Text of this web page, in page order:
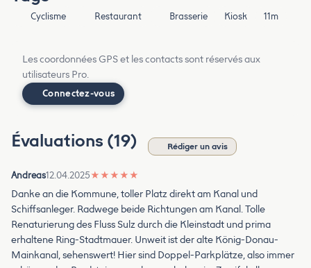
Cyclisme Restaurant Brasserie Kiosk 11m
Les coordonnées GPS et les contacts sont réservés aux
utilisateurs Pro.
Connectez-vous
Évaluations (19) Rédiger un avis
Andreas12.04.2025★ ★ ★ ★ ★
Danke an die Kommune, toller Platz direkt am Kanal und
Schiffsanleger. Radwege beide Richtungen am Kanal. Tolle
Renaturierung des Fluss Sulz durch die Kleinstadt und prima
erhaltene Ring-Stadtmauer. Unweit ist der alte König-Donau-
Mainkanal, sehenswert! Hier sind Doppel-Parkplätze, also immer